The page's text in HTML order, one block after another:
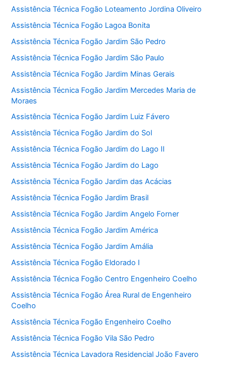
Assistência Técnica Fogão Loteamento Jordina Oliveiro
Assistência Técnica Fogão Lagoa Bonita
Assistência Técnica Fogão Jardim São Pedro
Assistência Técnica Fogão Jardim São Paulo
Assistência Técnica Fogão Jardim Minas Gerais
Assistência Técnica Fogão Jardim Mercedes Maria de
Moraes
Assistência Técnica Fogão Jardim Luiz Fávero
Assistência Técnica Fogão Jardim do Sol
Assistência Técnica Fogão Jardim do Lago II
Assistência Técnica Fogão Jardim do Lago
Assistência Técnica Fogão Jardim das Acácias
Assistência Técnica Fogão Jardim Brasil
Assistência Técnica Fogão Jardim Angelo Forner
Assistência Técnica Fogão Jardim América
Assistência Técnica Fogão Jardim Amália
Assistência Técnica Fogão Eldorado I
Assistência Técnica Fogão Centro Engenheiro Coelho
Assistência Técnica Fogão Área Rural de Engenheiro
Coelho
Assistência Técnica Fogão Engenheiro Coelho
Assistência Técnica Fogão Vila São Pedro
Assistência Técnica Lavadora Residencial João Favero